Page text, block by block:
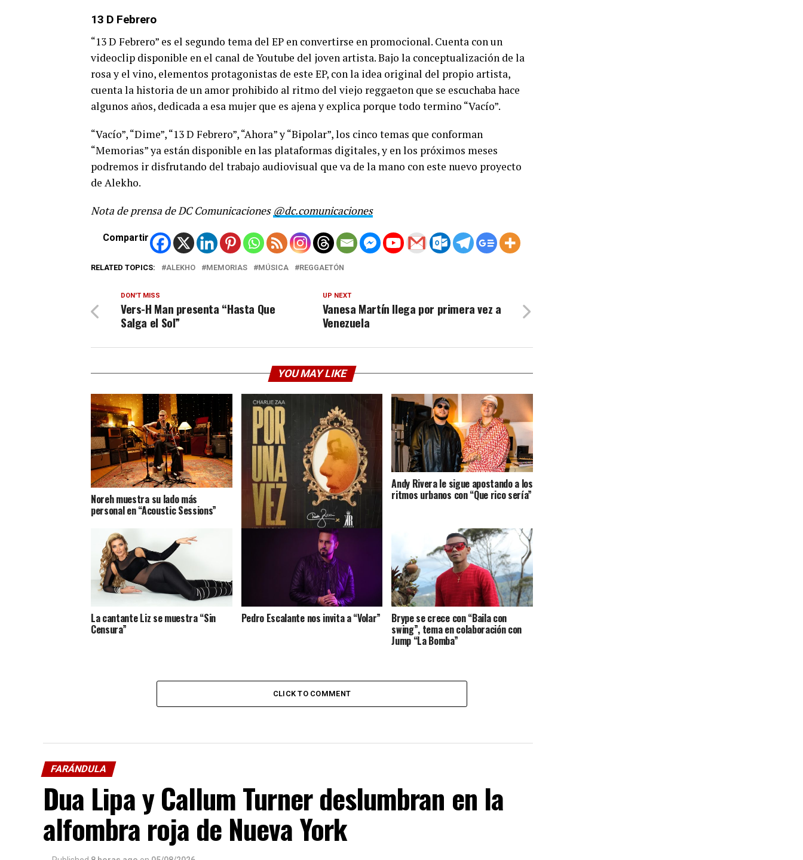
13 D Febrero
“13 D Febrero” es el segundo tema del EP en convertirse en promocional. Cuenta con un
videoclip disponible en el canal de Youtube del joven artista. Bajo la conceptualización de la
rosa y el vino, elementos protagonistas de este EP, con la idea original del propio artista,
cuenta la historia de un amor prohibido al ritmo del viejo reggaeton que se escuchaba hace
algunos años, dedicada a esa mujer que es ajena y explica porque todo termino “Vacío”.
“Vacío”, “Dime”, “13 D Febrero”, “Ahora” y “Bipolar”, los cinco temas que conforman
“Memorias” ya están disponible en las plataformas digitales, y en los próximos meses
podremos ir disfrutando del trabajo audiovisual que va de la mano con este nuevo proyecto
de Alekho.
Nota de prensa de DC Comunicaciones @dc.comunicaciones
Compartir
RELATED TOPICS: ALEKHO MEMORIAS MÚSICA REGGAETÓN
UP NEXT
Vanesa Martín llega por primera vez a
Venezuela
DON'T MISS
Vers-H Man presenta “Hasta Que
Salga el Sol”
YOU MAY LIKE
Noreh muestra su lado más
personal en “Acoustic Sessions”
Charlie Zaa regresa “Por una vez”
Andy Rivera le sigue apostando a los
ritmos urbanos con “Que rico sería”
La cantante Liz se muestra “Sin
Censura”
Pedro Escalante nos invita a “Volar” Brype se crece con “Baila con
swing”, tema en colaboración con
Jump “La Bomba”
CLICK TO COMMENT
FARÁNDULA
Dua Lipa y Callum Turner deslumbran en la
alfombra roja de Nueva York